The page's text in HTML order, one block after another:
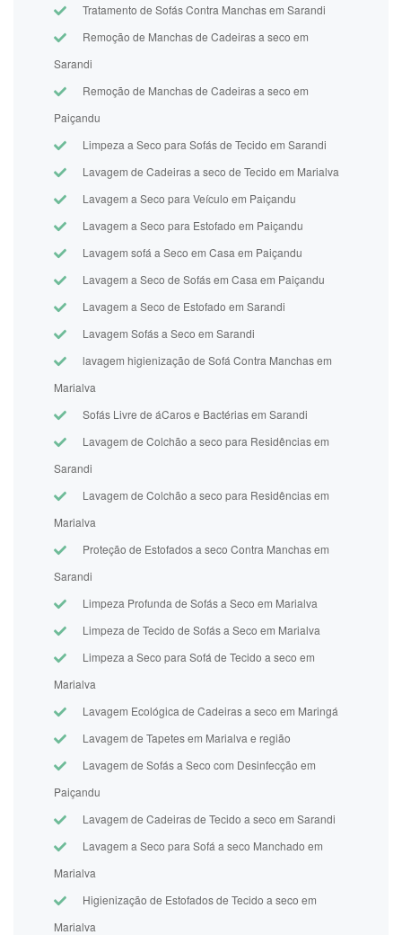
Tratamento de Sofás Contra Manchas em Sarandi
Remoção de Manchas de Cadeiras a seco em
Sarandi
Remoção de Manchas de Cadeiras a seco em
Paiçandu
Limpeza a Seco para Sofás de Tecido em Sarandi
Lavagem de Cadeiras a seco de Tecido em Marialva
Lavagem a Seco para Veículo em Paiçandu
Lavagem a Seco para Estofado em Paiçandu
Lavagem sofá a Seco em Casa em Paiçandu
Lavagem a Seco de Sofás em Casa em Paiçandu
Lavagem a Seco de Estofado em Sarandi
Lavagem Sofás a Seco em Sarandi
lavagem higienização de Sofá Contra Manchas em
Marialva
Sofás Livre de áCaros e Bactérias em Sarandi
Lavagem de Colchão a seco para Residências em
Sarandi
Lavagem de Colchão a seco para Residências em
Marialva
Proteção de Estofados a seco Contra Manchas em
Sarandi
Limpeza Profunda de Sofás a Seco em Marialva
Limpeza de Tecido de Sofás a Seco em Marialva
Limpeza a Seco para Sofá de Tecido a seco em
Marialva
Lavagem Ecológica de Cadeiras a seco em Maringá
Lavagem de Tapetes em Marialva e região
Lavagem de Sofás a Seco com Desinfecção em
Paiçandu
Lavagem de Cadeiras de Tecido a seco em Sarandi
Lavagem a Seco para Sofá a seco Manchado em
Marialva
Higienização de Estofados de Tecido a seco em
Marialva